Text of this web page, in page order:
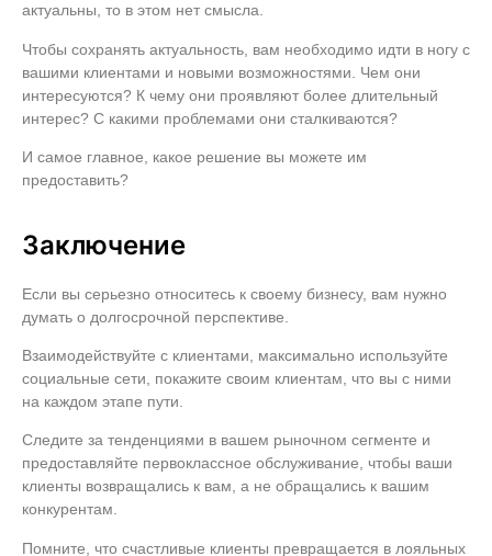
актуальны, то в этом нет смысла.
Чтобы сохранять актуальность, вам необходимо идти в ногу с
вашими клиентами и новыми возможностями. Чем они
интересуются? К чему они проявляют более длительный
интерес? С какими проблемами они сталкиваются?
И самое главное, какое решение вы можете им
предоставить?
Заключение
Если вы серьезно относитесь к своему бизнесу, вам нужно
думать о долгосрочной перспективе.
Взаимодействуйте с клиентами, максимально используйте
социальные сети, покажите своим клиентам, что вы с ними
на каждом этапе пути.
Следите за тенденциями в вашем рыночном сегменте и
предоставляйте первоклассное обслуживание, чтобы ваши
клиенты возвращались к вам, а не обращались к вашим
конкурентам.
Помните, что счастливые клиенты превращается в лояльных